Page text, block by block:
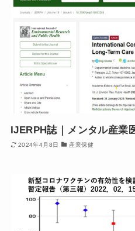
IJERPH誌｜メンタル産業
2024年4月8日 産業保健